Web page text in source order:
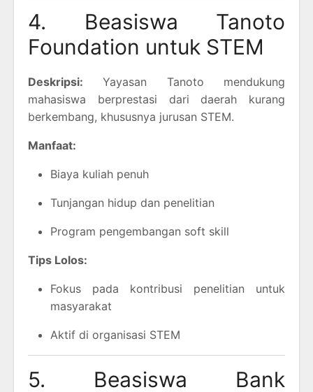
4. Beasiswa Tanoto
Foundation untuk STEM
Deskripsi: Yayasan Tanoto mendukung
mahasiswa berprestasi dari daerah kurang
berkembang, khususnya jurusan STEM.
Manfaat:
Biaya kuliah penuh
Tunjangan hidup dan penelitian
Program pengembangan soft skill
Tips Lolos:
Fokus pada kontribusi penelitian untuk
masyarakat
Aktif di organisasi STEM
5. Beasiswa Bank